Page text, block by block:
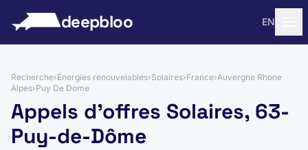
deepbloo EN
Recherche›Énergies renouvelables›Solaires›France›Auvergne Rhone
Alpes›Puy De Dome
Appels d'offres Solaires, 63-
Puy-de-Dôme